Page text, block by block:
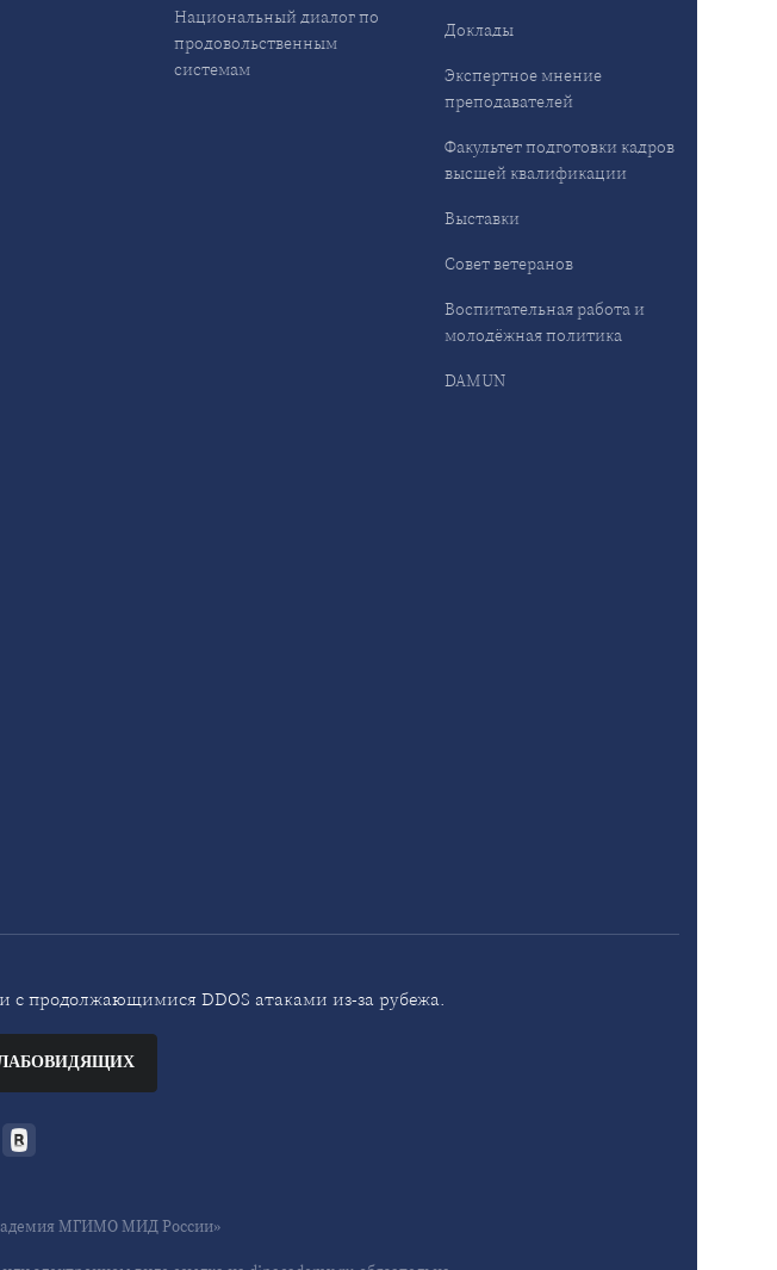
Национальный диалог по
продовольственным
системам
Доклады
Экспертное мнение
преподавателей
Факультет подготовки кадров
высшей квалификации
Выставки
Совет ветеранов
Воспитательная работа и
молодёжная политика
DAMUN
с продолжающимися DDOS атаками из-за рубежа.
МГИМО МИД России»